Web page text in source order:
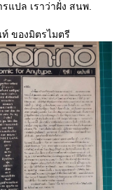
แปล เราว่าฝั่ง สนพ.
ท์ ของมิตรไมตรี